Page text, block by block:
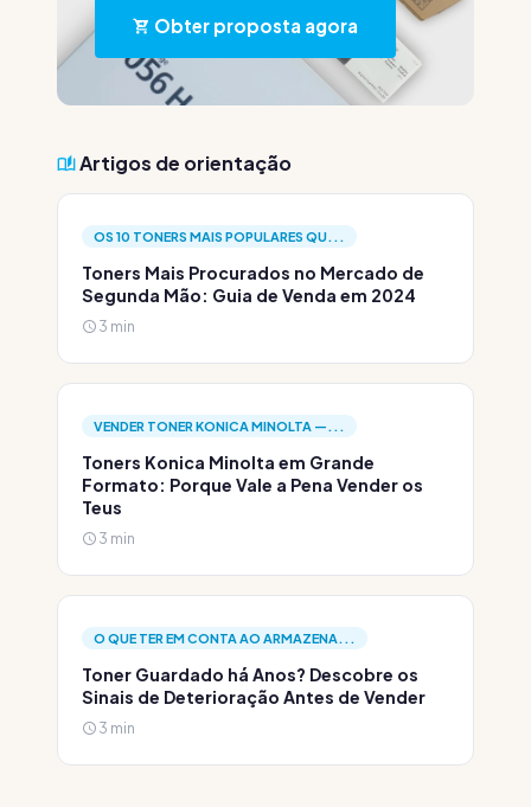
Obter proposta agora
Artigos de orientação
OS 10 TONERS MAIS POPULARES QU...
Toners Mais Procurados no Mercado de
Segunda Mão: Guia de Venda em 2024
3 min
VENDER TONER KONICA MINOLTA —...
Toners Konica Minolta em Grande
Formato: Porque Vale a Pena Vender os
Teus
3 min
O QUE TER EM CONTA AO ARMAZENA...
Toner Guardado há Anos? Descobre os
Sinais de Deterioração Antes de Vender
3 min